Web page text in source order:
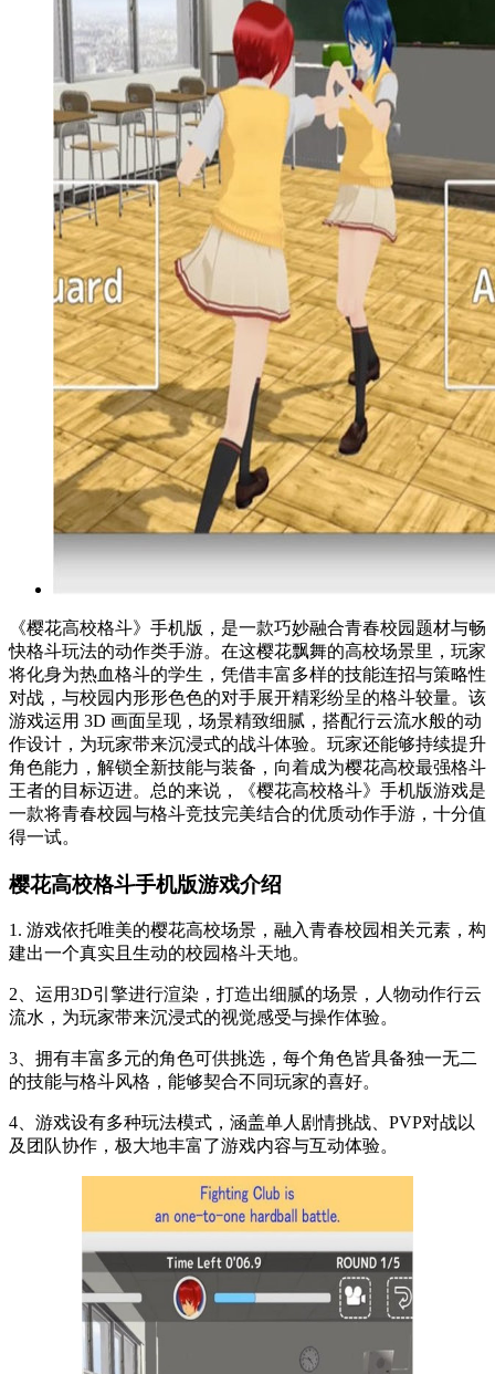
《樱花高校格斗》手机版，是一款巧妙融合青春校园题材与畅
快格斗玩法的动作类手游。在这樱花飘舞的高校场景里，玩家
将化身为热血格斗的学生，凭借丰富多样的技能连招与策略性
对战，与校园内形形色色的对手展开精彩纷呈的格斗较量。该
游戏运用 3D 画面呈现，场景精致细腻，搭配行云流水般的动
作设计，为玩家带来沉浸式的战斗体验。玩家还能够持续提升
角色能力，解锁全新技能与装备，向着成为樱花高校最强格斗
王者的目标迈进。总的来说，《樱花高校格斗》手机版游戏是
一款将青春校园与格斗竞技完美结合的优质动作手游，十分值
得一试。
樱花高校格斗手机版游戏介绍
1. 游戏依托唯美的樱花高校场景，融入青春校园相关元素，构
建出一个真实且生动的校园格斗天地。
2、运用3D引擎进行渲染，打造出细腻的场景，人物动作行云
流水，为玩家带来沉浸式的视觉感受与操作体验。
3、拥有丰富多元的角色可供挑选，每个角色皆具备独一无二
的技能与格斗风格，能够契合不同玩家的喜好。
4、游戏设有多种玩法模式，涵盖单人剧情挑战、PVP对战以
及团队协作，极大地丰富了游戏内容与互动体验。